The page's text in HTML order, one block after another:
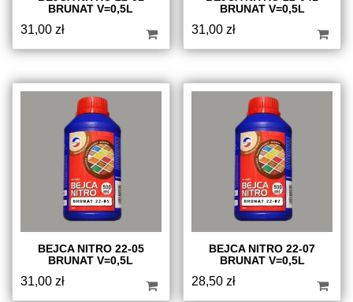
BRUNAT V=0,5L
31,00 zł
BRUNAT V=0,5L
31,00zł
BEJCA NITRO 22-05
BRUNAT V=0,5L
31,00 zł
BEJCA NITRO 22-07
BRUNAT V=0,5L
28,50zł